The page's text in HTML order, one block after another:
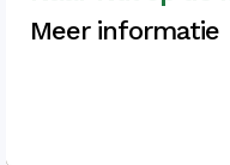
Meer informatie